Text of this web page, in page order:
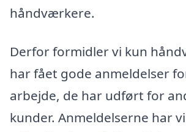
håndværkere.
Derfor formidler vi kun
har fået gode anmeldelser
arbejde, de har udført for
kunder. Anmeldelserne har vi